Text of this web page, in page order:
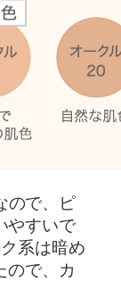
ので、ピ
やすいで
系は暗め
ので、カ